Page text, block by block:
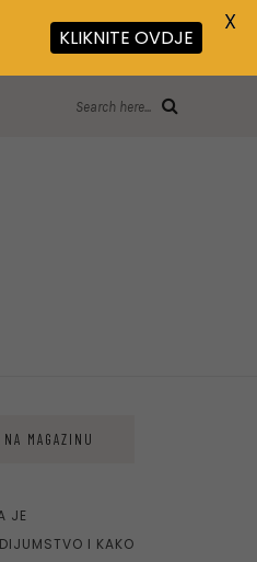
Search here...
MAGAZINU
JE
I KAKO
KLIKNITE OVDJE
X